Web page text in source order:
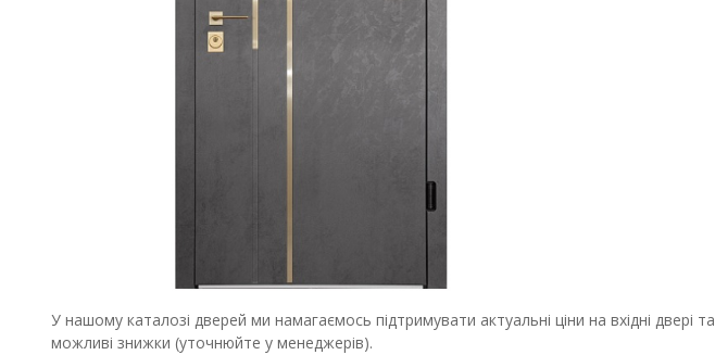
У нашому каталозі дверей ми намагаємось підтримувати актуальні ціни на вхідні
можливі знижки (уточнюйте у менеджерів).